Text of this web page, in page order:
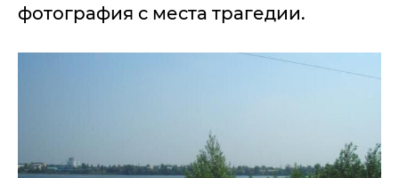
фотография с места трагедии.